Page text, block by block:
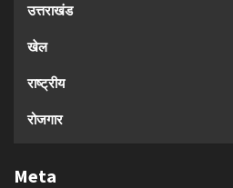
उत्तराखंड
खेल
राष्ट्रीय
रोजगार
Meta